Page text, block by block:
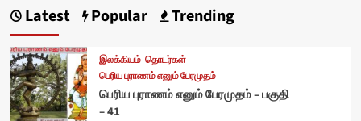
Latest Popular Trending
இலக்கியம் தொடர்கள்
பெரிய புராணம் எனும் பேரமுதம்
பெரிய புராணம் எனும் பேரமுதம் – பகுதி
– 41